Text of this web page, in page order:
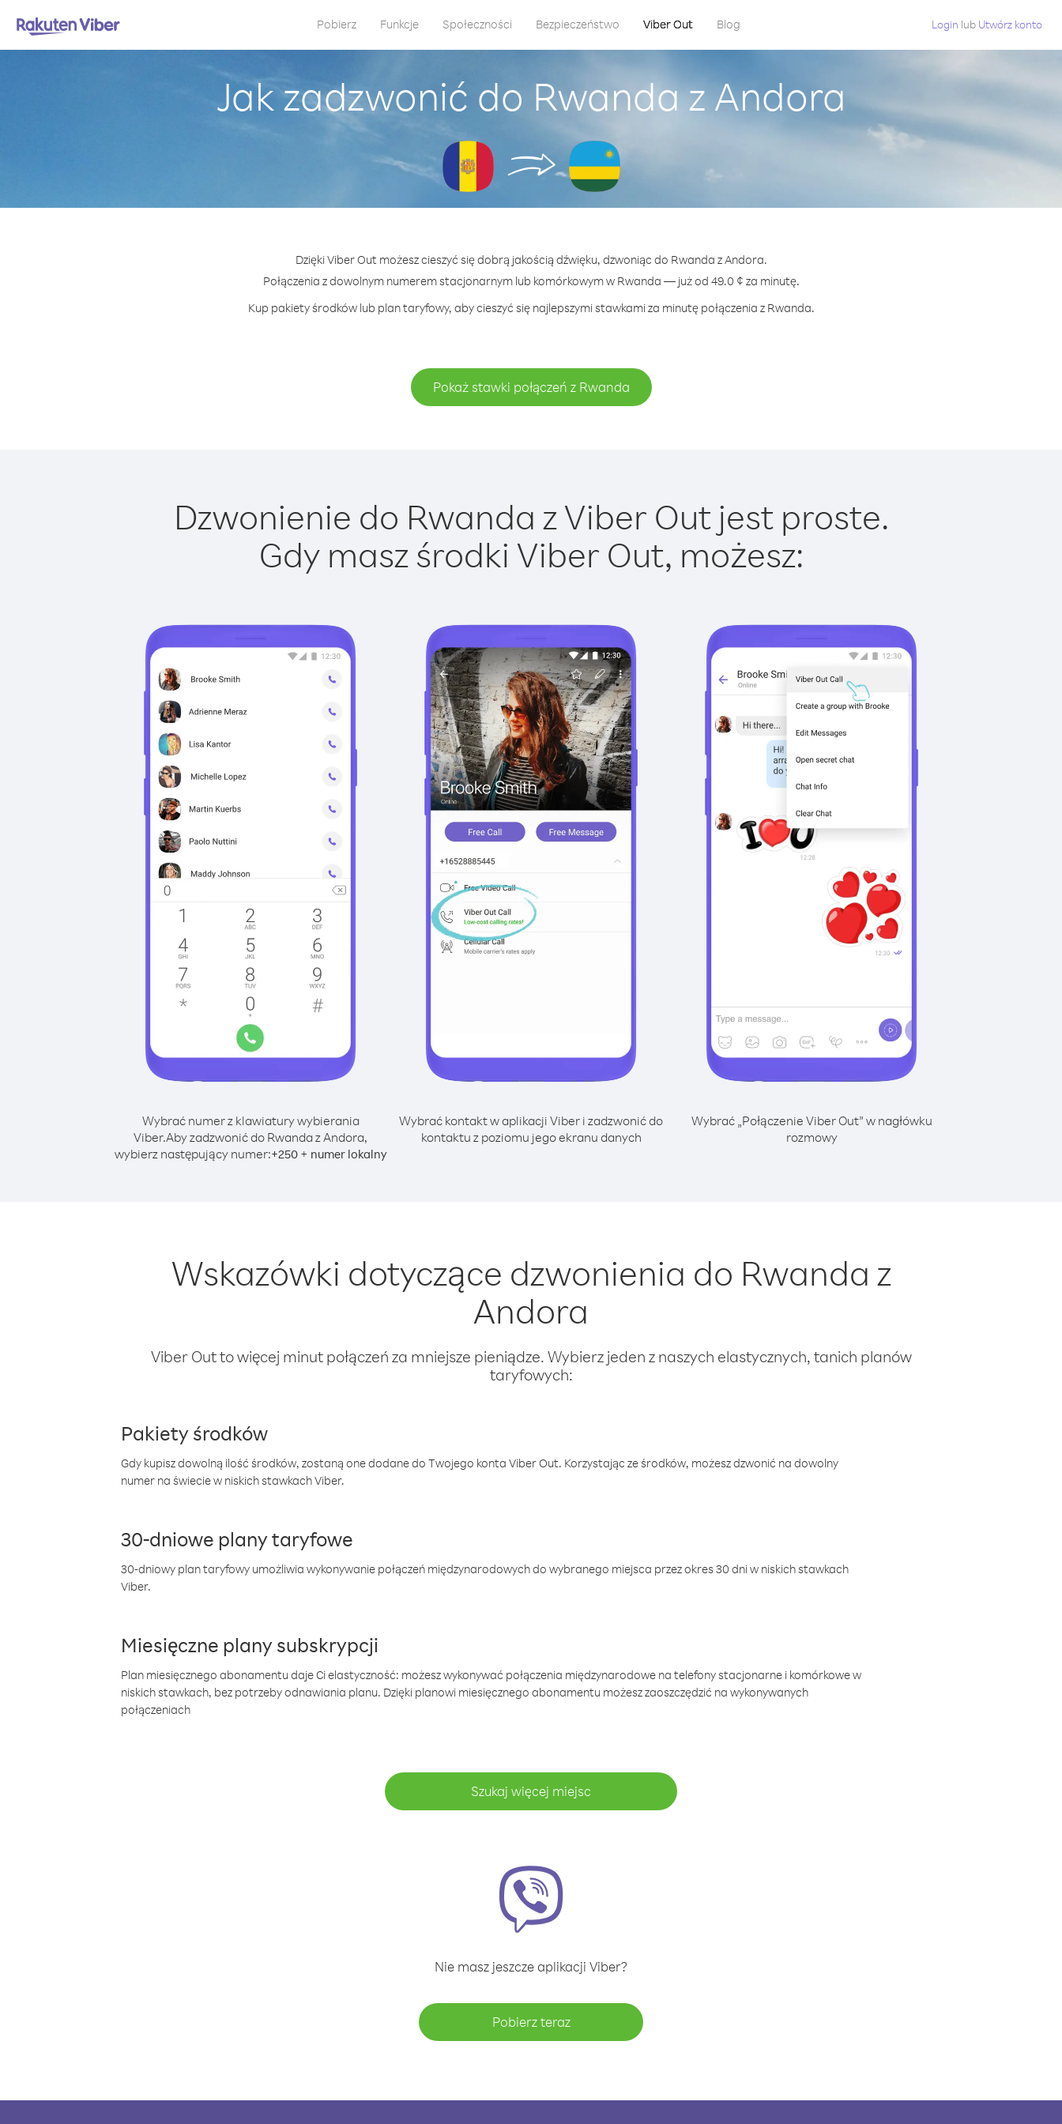
Pobierz Funkcje Społeczności Bezpieczeństwo Viber Out Blog Login lub Utwórz konto
Jak zadzwonić do Rwanda z Andora
Dzięki Viber Out możesz cieszyć się dobrą jakością dźwięku, dzwoniąc do Rwanda z Andora.
Połączenia z dowolnym numerem stacjonarnym lub komórkowym w Rwanda — już od 49.0 ¢ za minutę.
Kup pakiety środków lub plan taryfowy, aby cieszyć się najlepszymi stawkami za minutę połączenia z Rwanda.
Pokaż stawki połączeń z Rwanda
Dzwonienie do Rwanda z Viber Out jest proste.
Gdy masz środki Viber Out, możesz:
Wybrać numer z klawiatury wybierania
Viber.Aby zadzwonić do Rwanda z Andora,
wybierz następujący numer:+250+ numer lokalny
Wybrać kontakt w aplikacji Viber i zadzwonić do
kontaktu z poziomu jego ekranu danych
Wybrać „Połączenie Viber Out” w nagłówku
rozmowy
Wskazówki dotyczące dzwonienia do Rwanda z
Andora
Viber Out to więcej minut połączeń za mniejsze pieniądze. Wybierz jeden z naszych elastycznych, tanich planów
taryfowych:
Pakiety środków
Gdy kupisz dowolną ilość środków, zostaną one dodane do Twojego konta Viber Out. Korzystając ze środków, możesz dzwonić na dowolny
numer na świecie w niskich stawkach Viber.
30-dniowe plany taryfowe
30-dniowy plan taryfowy umożliwia wykonywanie połączeń międzynarodowych do wybranego miejsca przez okres 30 dni w niskich stawkach
Viber.
Miesięczne plany subskrypcji
Plan miesięcznego abonamentu daje Ci elastyczność: możesz wykonywać połączenia międzynarodowe na telefony stacjonarne i komórkowe w
niskich stawkach, bez potrzeby odnawiania planu. Dzięki planowi miesięcznego abonamentu możesz zaoszczędzić na wykonywanych
połączeniach
Szukaj więcej miejsc
Nie masz jeszcze aplikacji Viber?
Pobierz teraz